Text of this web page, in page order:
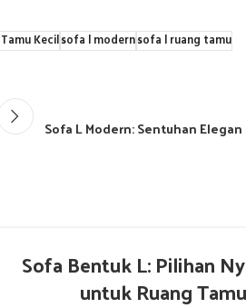
Kecilsofa l modernsofa l ruang tamu
Sofa L Modern: Sentuhan
Sofa Bentuk L: Pilihan
untuk Ruang